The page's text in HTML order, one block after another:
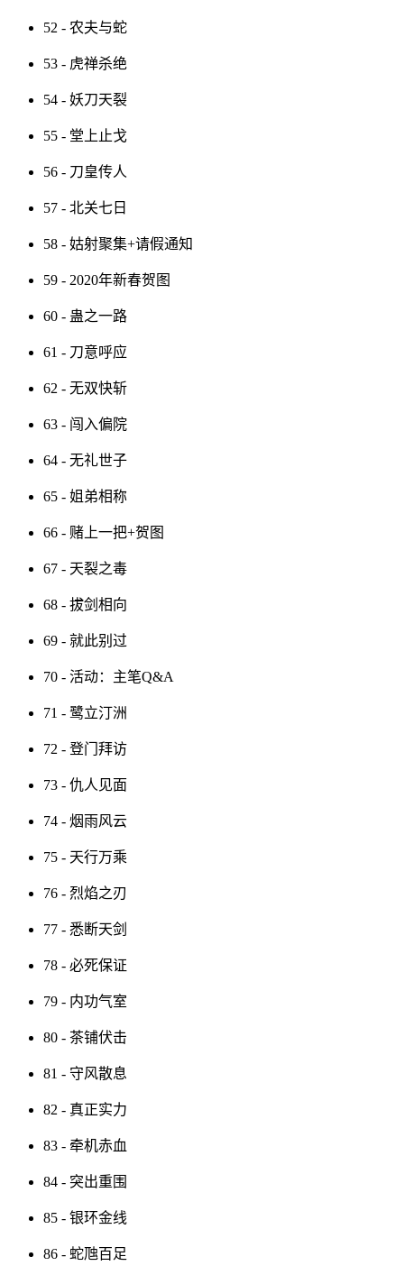
52 - 农夫与蛇
53 - 虎禅杀绝
54 - 妖刀天裂
55 - 堂上止戈
56 - 刀皇传人
57 - 北关七日
58 - 姑射聚集+请假通知
59 - 2020年新春贺图
60 - 蛊之一路
61 - 刀意呼应
62 - 无双快斩
63 - 闯入偏院
64 - 无礼世子
65 - 姐弟相称
66 - 赌上一把+贺图
67 - 天裂之毒
68 - 拔剑相向
69 - 就此别过
70 - 活动：主笔Q&A
71 - 鹭立汀洲
72 - 登门拜访
73 - 仇人见面
74 - 烟雨风云
75 - 天行万乘
76 - 烈焰之刃
77 - 悉断天剑
78 - 必死保证
79 - 内功气室
80 - 茶铺伏击
81 - 守风散息
82 - 真正实力
83 - 牵机赤血
84 - 突出重围
85 - 银环金线
86 - 蛇虺百足